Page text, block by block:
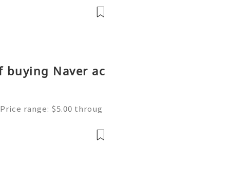
買斷WiFi分享器全球通用攻
發愁！本文完整整理 AeroB
buying Naver ac
range: $5.00 throug
most popular search en